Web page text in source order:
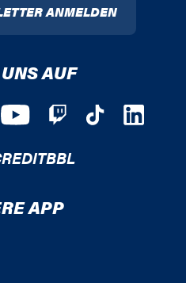
ANMELDEN
AUF
APP